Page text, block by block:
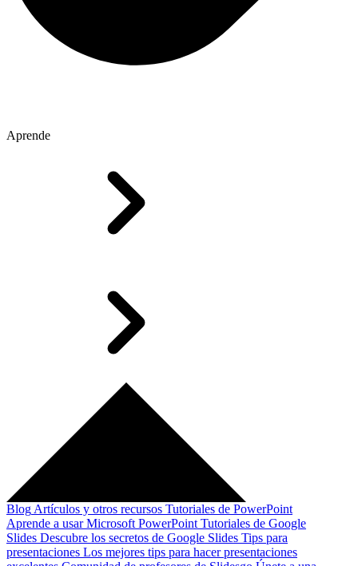
Aprende
Blog Artículos y otros recursos Tutoriales de PowerPoint
Aprende a usar Microsoft PowerPoint Tutoriales de Google
Slides Descubre los secretos de Google Slides Tips para
presentaciones Los mejores tips para hacer presentaciones